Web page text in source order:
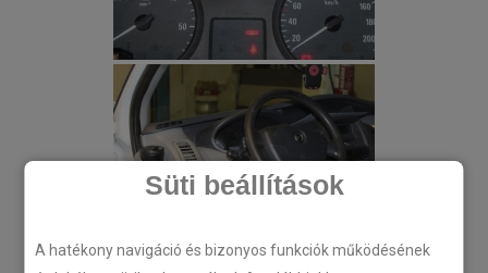
Süti beállítások
A hatékony navigáció és bizonyos funkciók működésének